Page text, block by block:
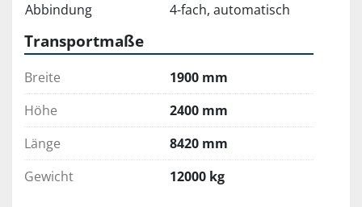
Abbindung
4-fach, automatisch
Transportmaße
Breite
1900 mm
Höhe
2400 mm
Länge
8420 mm
Gewicht
12000 kg